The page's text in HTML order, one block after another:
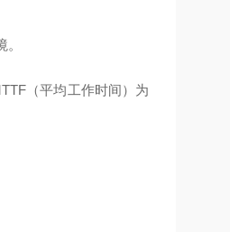
（平均工作时间）为